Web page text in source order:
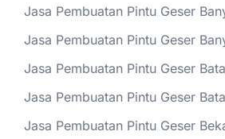
Jasa Pembuatan Pintu Geser
Jasa Pembuatan Pintu Geser
Jasa Pembuatan Pintu Geser
Jasa Pembuatan Pintu Geser
Jasa Pembuatan Pintu Geser